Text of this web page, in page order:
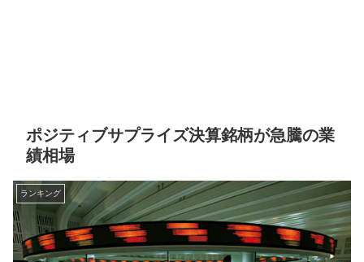
ポジティブサプライズ決算銘柄が急騰の業
績相場
ランキング